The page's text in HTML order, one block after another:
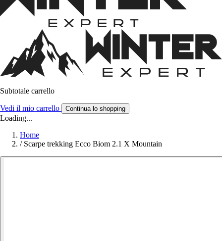
Subtotale carrello
Vedi il mio carrello Continua lo shopping
Loading...
Home
/ Scarpe trekking Ecco Biom 2.1 X Mountain